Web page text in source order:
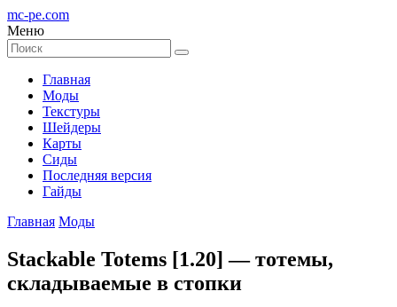
mc-pe.com
Меню
Главная
Моды
Текстуры
Шейдеры
Карты
Сиды
Последняя версия
Гайды
Главная Моды
Stackable Totems [1.20] — тотемы,
складываемые в стопки